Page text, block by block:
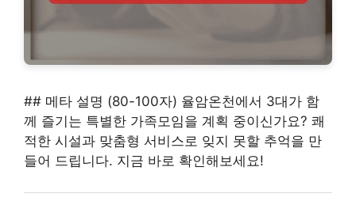
## 메타 설명 (80-100자) 율암온천에서 3대가 함
께 즐기는 특별한 가족모임을 계획 중이신가요? 쾌
적한 시설과 맞춤형 서비스로 잊지 못할 추억을 만
들어 드립니다. 지금 바로 확인해보세요!